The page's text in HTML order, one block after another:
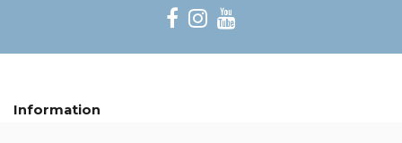
Information